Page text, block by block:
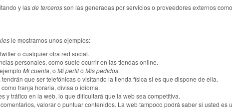
y lasde tercerosson las generadas por servicios o proveedores externos
le mostramos unos ejemplos:
o cualquier otra red social.
personales, como suele ocurrir en las tiendas online.
Mi cuenta, o Mi perfilo Mis pedidos.
que ser telefónicas o visitando la tienda física si es que dispone de ella.
franja horaria, divisa o idioma.
y tráfico en la web, lo que dificultará que la web sea competitiva.
valorar o puntuar contenidos. La web tampoco podrá saber si usted